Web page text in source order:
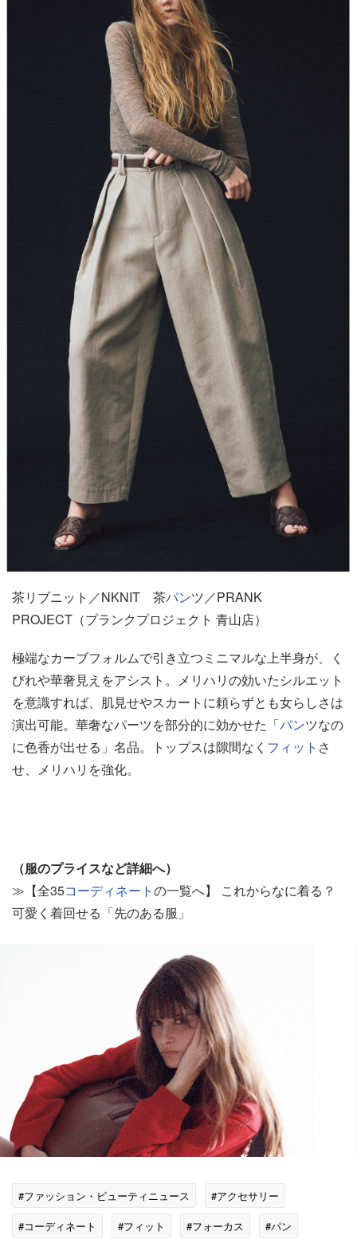
茶リブニット／NKNIT 茶パンツ／PRANK
PROJECT（プランクプロジェクト 青山店）
極端なカーブフォルムで引き立つミニマルな上半身が、く
びれや華奢見えをアシスト。メリハリの効いたシルエット
を意識すれば、肌見せやスカートに頼らずとも女らしさは
演出可能。華奢なパーツを部分的に効かせた「パンツなの
に色香が出せる」名品。トップスは隙間なく フィット さ
せ、メリハリを強化。
（服のプライスなど詳細へ）
≫【全35コーディネートの一覧へ】 これからなに着る？
可愛く着回せる「先のある服」
#ファッション・ビューティニュース
#アクセサリー
#コーディネート
#フィット #フォーカス #パン